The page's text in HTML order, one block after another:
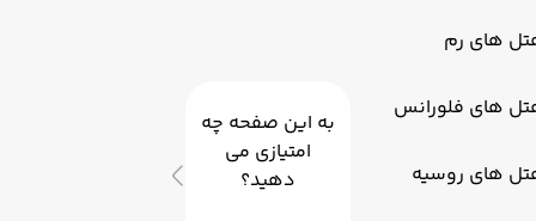
های رم
های فلورانس
های روسیه
را به خانه بیاورید!
به این صفحه چه
امتیازی می
دهید؟